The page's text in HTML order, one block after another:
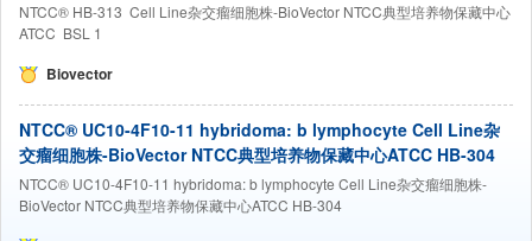
NTCC® HB-313 Cell Line杂交瘤细胞株-BioVector NTCC典型培养物保藏中心
ATCC BSL 1
Biovector
NTCC® UC10-4F10-11 hybridoma: b lymphocyte Cell Line杂
交瘤细胞株-BioVector NTCC典型培养物保藏中心ATCC HB-304
NTCC® UC10-4F10-11 hybridoma: b lymphocyte Cell Line杂交瘤细胞株-
BioVector NTCC典型培养物保藏中心ATCC HB-304